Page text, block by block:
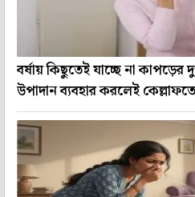
বর্ষায় কিছুতেই যাচ্ছে না কাপড়ের
উপাদান ব্যবহার করলেই কেল্লাফতে